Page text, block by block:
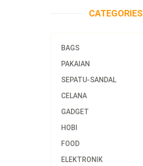
CATEGORIES
BAGS
PAKAIAN
SEPATU-SANDAL
CELANA
GADGET
HOBI
FOOD
ELEKTRONIK